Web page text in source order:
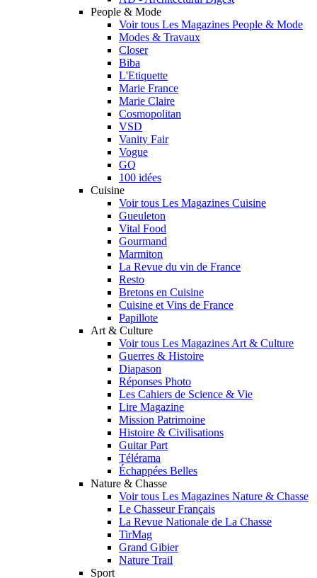
People & Mode
Voir tous Les Magazines People & Mode
Modes & Travaux
Closer
Biba
L'Etiquette
Marie France
Marie Claire
Cosmopolitan
VSD
Vanity Fair
Vogue
GQ
100 idées
Cuisine
Voir tous Les Magazines Cuisine
Gueuleton
Vital Food
Gourmand
Marmiton
La Revue du vin de France
Resto
Bretons en Cuisine
Cuisine et Vins de France
Papillote
Art & Culture
Voir tous Les Magazines Art & Culture
Guerres & Histoire
Diapason
Réponses Photo
Les Cahiers de Science & Vie
Lire Magazine
Mission Patrimoine
Histoire & Civilisations
Guitar Part
Télérama
Échappées Belles
Nature & Chasse
Voir tous Les Magazines Nature & Chasse
Le Chasseur Français
La Revue Nationale de La Chasse
TirMag
Grand Gibier
Nature Trail
Sport